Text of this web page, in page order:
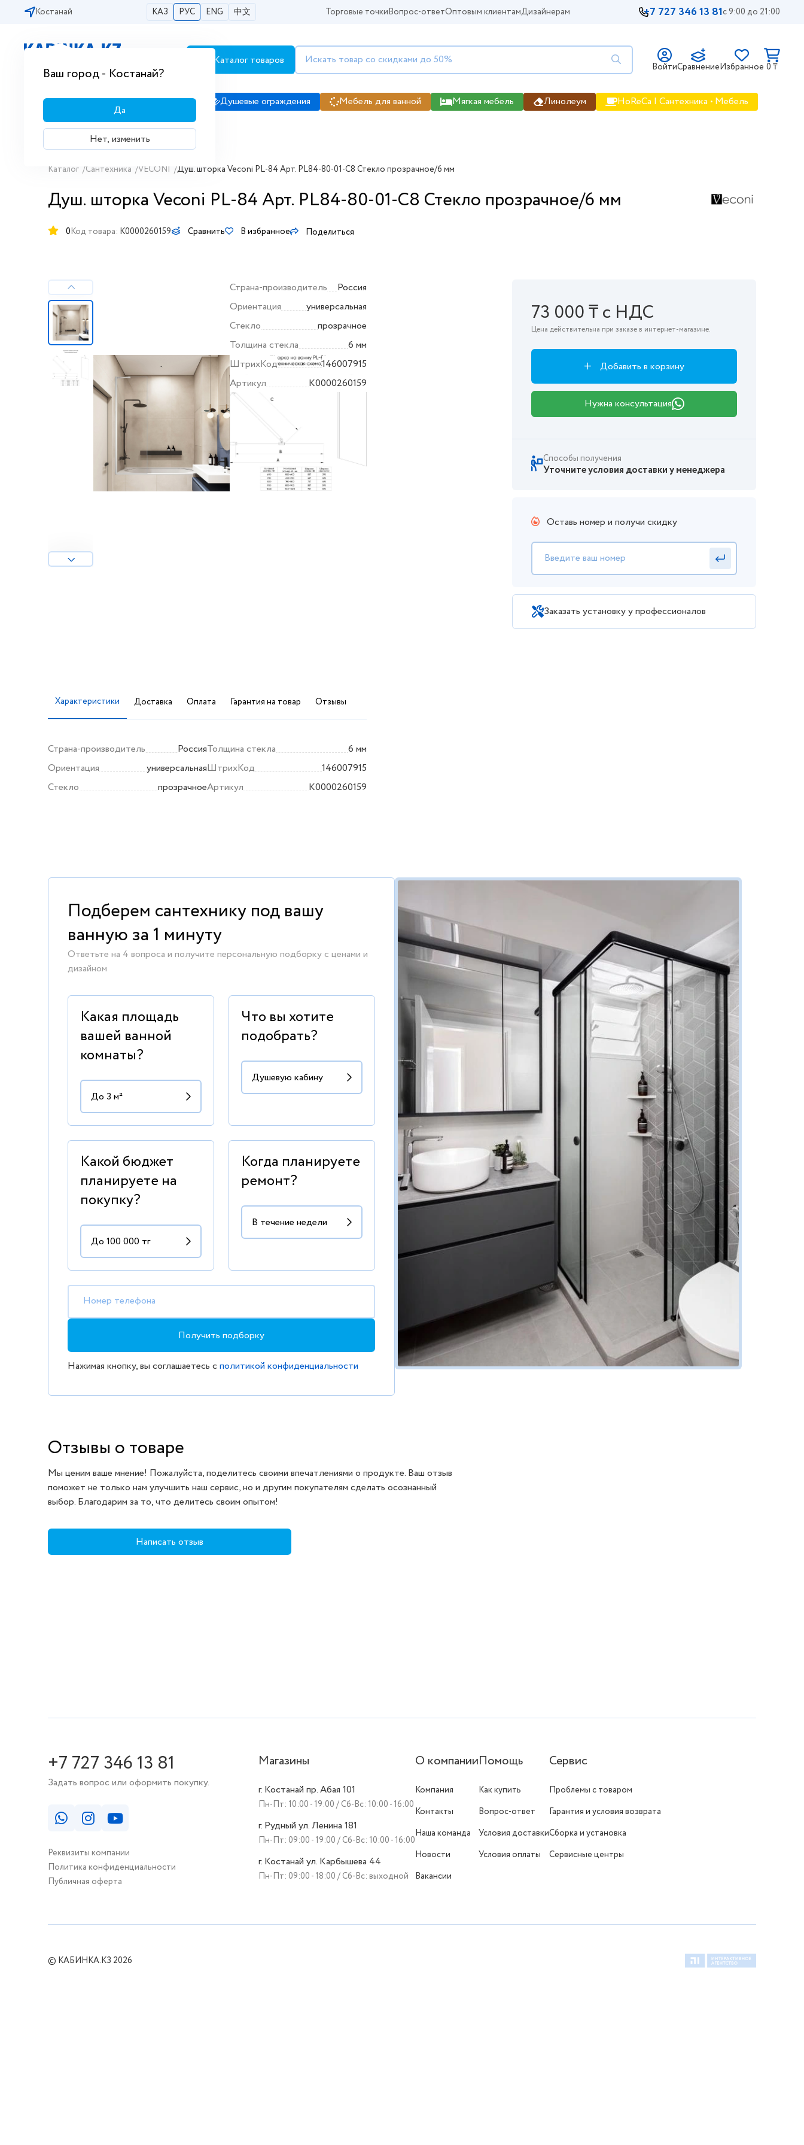
Костанай КАЗ РУС ENG 中文
Ваш город - Костанай?
Да
Нет, изменить
Торговые точкиВопрос-ответОптовым клиентамДизайнерам +7 727 346 13 81с 9:00 до 21:00
Бесплатная доставка по городам РК
Каталог товаров ВойтиСравнениеИзбранное 0 ₸
Сантехника Душевые кабины Душевые ограждения Мебель для ванной Мягкая мебель Линолеум HoReCa | Сантехника • Мебель
Каталог /Сантехника /VECONI /Душ. шторка Veconi PL-84 Арт. PL84-80-01-C8 Стекло прозрачное/6 мм
Душ. шторка Veconi PL-84 Арт. PL84-80-01-C8 Стекло прозрачное/6 мм
0Код товара: K0000260159 Сравнить В избранное Поделиться
Страна-производитель
Россия
Ориентация
универсальная
Стекло
прозрачное
Толщина стекла
6 мм
ШтрихКод
146007915
Артикул
K0000260159
73 000 ₸ с НДС
Цена действительна при заказе в интернет-магазине.
Добавить в корзину
Нужна консультация
Способы получения
Уточните условия доставки у менеджера
Оставь номер и получи скидку
Заказать установку у профессионалов
Характеристики Доставка Оплата Гарантия на товар Отзывы
Страна-производитель
Россия
Ориентация
универсальная
Стекло
прозрачное
Толщина стекла
6 мм
ШтрихКод
146007915
Артикул
K0000260159
Подберем сантехнику под вашу
ванную за 1 минуту
Ответьте на 4 вопроса и получите персональную подборку с ценами и
дизайном
Какая площадь
вашей ванной
комнаты?
Что вы хотите
подобрать?
Какой бюджет
планируете на
покупку?
Когда планируете
ремонт?
Номер телефона
Получить подборку
Нажимая кнопку, вы соглашаетесь сполитикой конфиденциальности
Отзывы о товаре
Мы ценим ваше мнение! Пожалуйста, поделитесь своими впечатлениями о продукте. Ваш отзыв
поможет не только нам улучшить наш сервис, но и другим покупателям сделать осознанный
выбор. Благодарим за то, что делитесь своим опытом!
Написать отзыв
+7 727 346 13 81
Задать вопрос или оформить покупку.
Реквизиты компании
Политика конфиденциальности
Публичная оферта
Магазины
г. Костанай пр. Абая 101
Пн-Пт: 10:00 - 19:00 / Сб-Вс: 10:00 - 16:00
г. Рудный ул. Ленина 181
Пн-Пт: 09:00 - 19:00 / Сб-Вс: 10:00 - 16:00
г. Костанай ул. Карбышева 44
Пн-Пт: 09:00 - 18:00 / Сб-Вс: выходной
О компании
Компания
Контакты
Наша команда
Новости
Вакансии
Помощь
Как купить
Вопрос-ответ
Условия доставки
Условия оплаты
Сервис
Проблемы с товаром
Гарантия и условия возврата
Сборка и установка
Сервисные центры
© КАБИНКА.КЗ 2026